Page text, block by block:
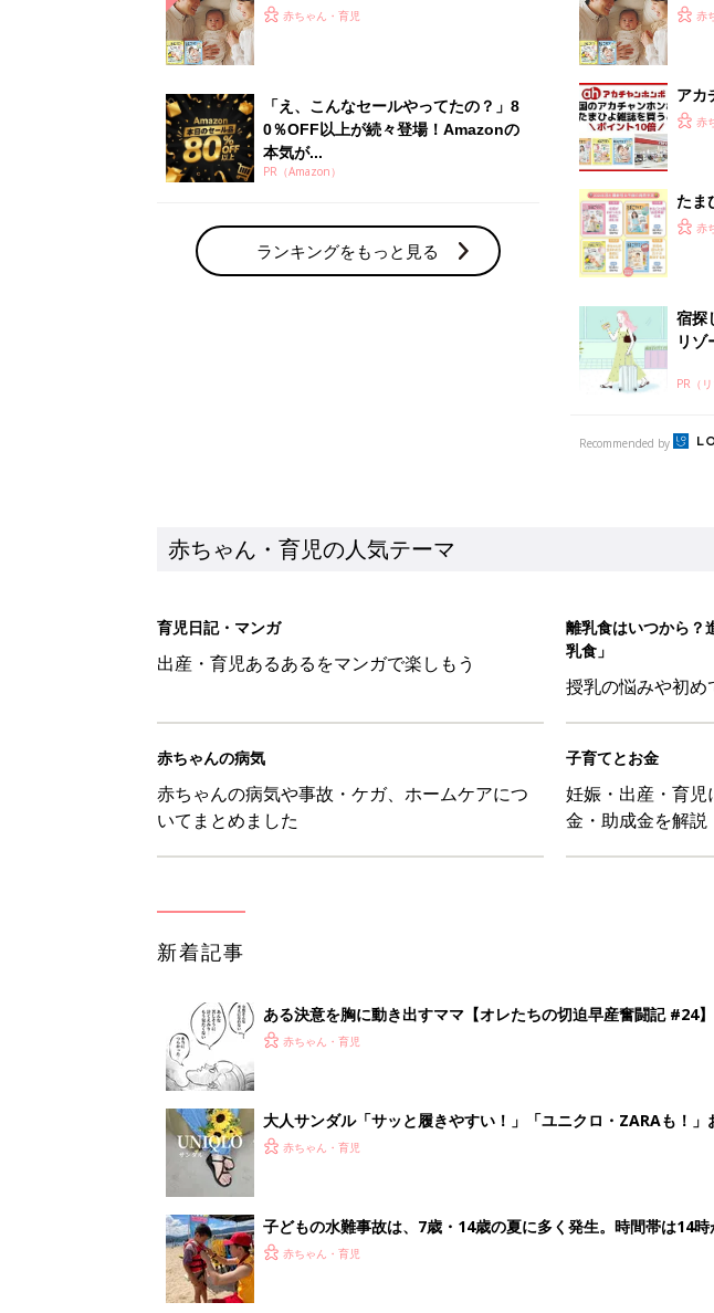
ひよ」
赤ちゃん・育児
「え、こんなセールやってたの？」8
0％OFF以上が続々登場！Amazonの
本気が...
PR（Amazon）
ランキングをもっと見る
ひよ
赤
アカ
うと
赤
たま
赤
宿探
リゾ
PR（
Recommended by
赤ちゃん・育児の人気テーマ
育児日記・マンガ
出産・育児あるあるをマンガで楽しもう
離乳食はいつから？
乳食」
授乳の悩みや初
赤ちゃんの病気
赤ちゃんの病気や事故・ケガ、ホームケアにつ
いてまとめました
子育てとお金
妊娠・出産・育
金・助成金を解説
新着記事
ある決意を胸に動き出すママ【オレたちの切迫早産奮闘記 #24】
赤ちゃん・育児
大人サンダル「サッと履きやすい！」「ユニクロ・ZARAも！」
赤ちゃん・育児
子どもの水難事故は、7歳・14歳の夏に多く発生。時間帯は14
まねく【専門家】
赤ちゃん・育児